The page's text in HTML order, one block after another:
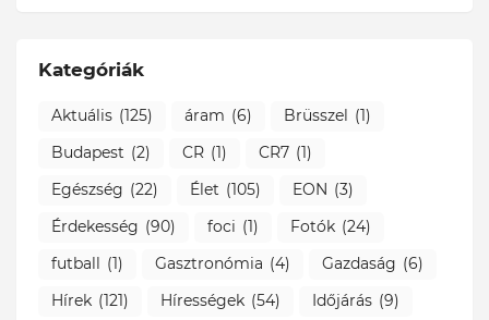
Kategóriák
Aktuális (125) áram (6) Brüsszel (1)
Budapest (2) CR (1) CR7 (1)
Egészség (22) Élet (105) EON (3)
Érdekesség (90) foci (1) Fotók (24)
futball (1) Gasztronómia (4) Gazdaság (6)
Hírek (121) Hírességek (54) Időjárás (9)